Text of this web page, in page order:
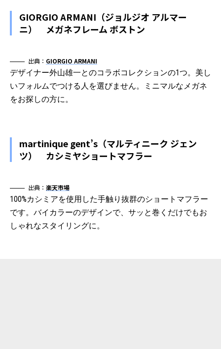
GIORGIO ARMANI（ジョルジオ アルマー
ニ） メガネフレーム ボストン
出典： GIORGIO ARMANI
デザイナー外山雄一とのコラボコレクションの1つ。美し
いフォルムでつける人を選びません。ミニマルなメガネ
をお探しの方に。
martinique gent’s（マルティニーク ジェン
ツ） カシミヤショートマフラー
出典： 楽天市場
100%カシミアを使用した手触り抜群のショートマフラー
です。バイカラーのデザインで、サッと巻くだけでもお
しゃれなスタイリングに。